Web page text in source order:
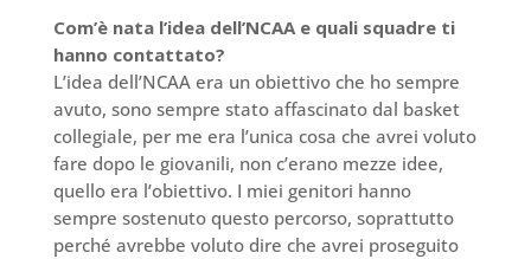
Com’è nata l’idea dell’NCAA e quali squadre ti
hanno contattato?
L’idea dell’NCAA era un obiettivo che ho sempre
avuto, sono sempre stato affascinato dal basket
collegiale, per me era l’unica cosa che avrei voluto
fare dopo le giovanili, non c’erano mezze idee,
quello era l’obiettivo. I miei genitori hanno
sempre sostenuto questo percorso, soprattutto
perché avrebbe voluto dire che avrei proseguito